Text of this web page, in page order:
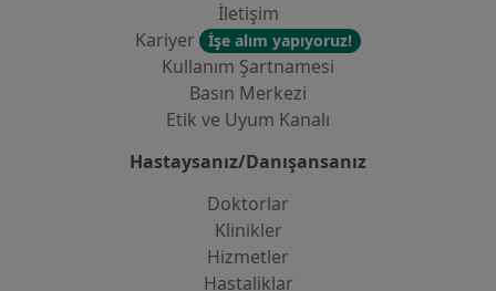
İletişim
Kariyer
İşe alım yapıyoruz!
Kullanım Şartnamesi
Basın Merkezi
Etik ve Uyum Kanalı
Hastaysanız/Danışansanız
Doktorlar
Klinikler
Hizmetler
Hastaliklar